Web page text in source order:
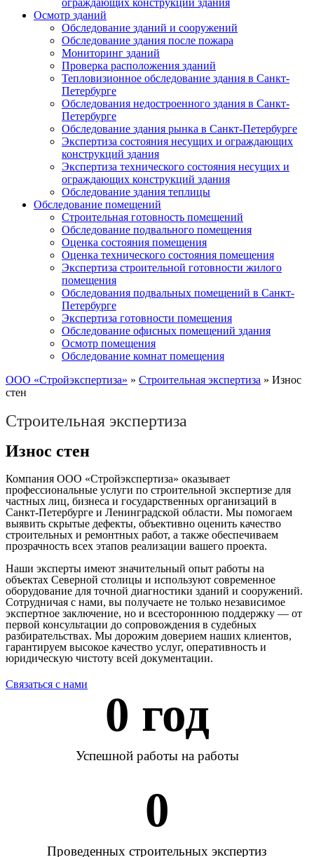
ограждающих конструкций здания
Осмотр зданий
Обследование зданий и сооружений
Обследование здания после пожара
Мониторинг зданий
Проверка расположения зданий
Тепловизионное обследование здания в Санкт-
Петербурге
Обследования недостроенного здания в Санкт-
Петербурге
Обследование здания рынка в Санкт-Петербурге
Экспертиза состояния несущих и ограждающих
конструкций здания
Экспертиза технического состояния несущих и
ограждающих конструкций здания
Обследование здания теплицы
Обследование помещений
Строительная готовность помещений
Обследование подвального помещения
Оценка состояния помещения
Оценка технического состояния помещения
Экспертиза строительной готовности жилого
помещения
Обследования подвальных помещений в Санкт-
Петербурге
Экспертиза готовности помещения
Обследование офисных помещений здания
Осмотр помещения
Обследование комнат помещения
ООО «Стройэкспертиза» » Строительная экспертиза » Износ
стен
Строительная экспертиза
Износ стен
Компания ООО «Стройэкспертиза» оказывает
профессиональные услуги по строительной экспертизе для
частных лиц, бизнеса и государственных организаций в
Санкт-Петербурге и Ленинградской области. Мы помогаем
выявить скрытые дефекты, объективно оценить качество
строительных и ремонтных работ, а также обеспечиваем
прозрачность всех этапов реализации вашего проекта.
Наши эксперты имеют значительный опыт работы на
объектах Северной столицы и используют современное
оборудование для точной диагностики зданий и сооружений.
Сотрудничая с нами, вы получаете не только независимое
экспертное заключение, но и всестороннюю поддержку — от
первой консультации до сопровождения в судебных
разбирательствах. Мы дорожим доверием наших клиентов,
гарантируем высокое качество услуг, оперативность и
юридическую чистоту всей документации.
Связаться с нами
0 год
Успешной работы на работы
0
Проведенных строительных экспертиз